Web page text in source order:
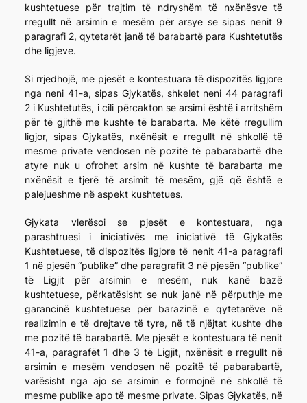
kushtetuese për trajtim të ndryshëm të nxënësve të
rregullt në arsimin e mesëm për arsye se sipas nenit 9
paragrafi 2, qytetarët janë të barabartë para Kushtetutës
dhe ligjeve.
Si rrjedhojë, me pjesët e kontestuara të dispozitës ligjore
nga neni 41-a, sipas Gjykatës, shkelet neni 44 paragrafi
2 i Kushtetutës, i cili përcakton se arsimi është i arritshëm
për të gjithë me kushte të barabarta. Me këtë rregullim
ligjor, sipas Gjykatës, nxënësit e rregullt në shkollë të
mesme private vendosen në pozitë të pabarabartë dhe
atyre nuk u ofrohet arsim në kushte të barabarta me
nxënësit e tjerë të arsimit të mesëm, gjë që është e
palejueshme në aspekt kushtetues.
Gjykata vlerësoi se pjesët e kontestuara, nga
parashtruesi i iniciativës me iniciativë të Gjykatës
Kushtetuese, të dispozitës ligjore të nenit 41-a paragrafi
1 në pjesën “publike” dhe paragrafit 3 në pjesën “publike”
të Ligjit për arsimin e mesëm, nuk kanë bazë
kushtetuese, përkatësisht se nuk janë në përputhje me
garancinë kushtetuese për barazinë e qytetarëve në
realizimin e të drejtave të tyre, në të njëjtat kushte dhe
me pozitë të barabartë. Me pjesët e kontestuara të nenit
41-a, paragrafët 1 dhe 3 të Ligjit, nxënësit e rregullt në
arsimin e mesëm vendosen në pozitë të pabarabartë,
varësisht nga ajo se arsimin e formojnë në shkollë të
mesme publike apo të mesme private. Sipas Gjykatës, në